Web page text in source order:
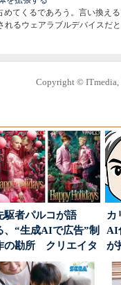
てくるであろう。言い換え
るウェアラブルデバイスだ
Copyright © ITmedia,
駆者パルコが語
、“生成AIで広告”制
の勘所 クリエイタ
に残る「重要な役
...
カ
AI
が